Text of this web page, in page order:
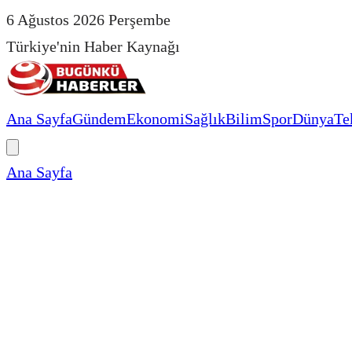
6 Ağustos 2026 Perşembe
Türkiye'nin Haber Kaynağı
Ana SayfaGündemEkonomiSağlıkBilimSporDünya
Ana Sayfa